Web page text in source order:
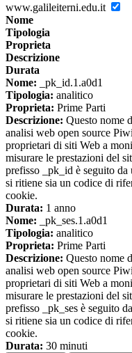
www.galileiterni.edu.it
Nome
Tipologia
Proprieta
Descrizione
Durata
Nome: _pk_id.1.a0d1
Tipologia: analitico
Proprieta: Prime Parti
Descrizione: Questo nome
analisi web open source
proprietari di siti Web a
misurare le prestazioni del
prefisso _pk_id è seguito da
si ritiene sia un codice di
cookie.
Durata: 1 anno
Nome: _pk_ses.1.a0d1
Tipologia: analitico
Proprieta: Prime Parti
Descrizione: Questo nome
analisi web open source
proprietari di siti Web a
misurare le prestazioni del
prefisso _pk_ses è seguito
si ritiene sia un codice di
cookie.
Durata: 30 minuti